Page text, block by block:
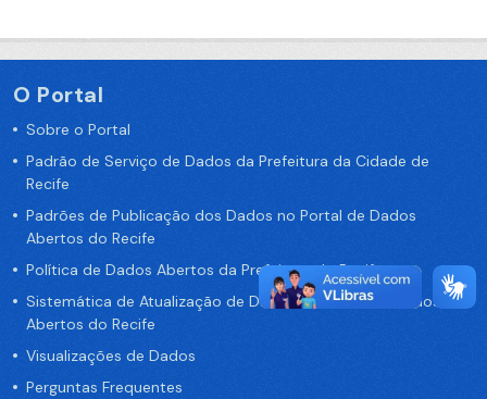
O Portal
Sobre o Portal
Padrão de Serviço de Dados da Prefeitura da Cidade de
Recife
Padrões de Publicação dos Dados no Portal de Dados
Abertos do Recife
Política de Dados Abertos da Prefeitura do Recife
Sistemática de Atualização de Dados do Portal de Dados
Abertos do Recife
Visualizações de Dados
Perguntas Frequentes